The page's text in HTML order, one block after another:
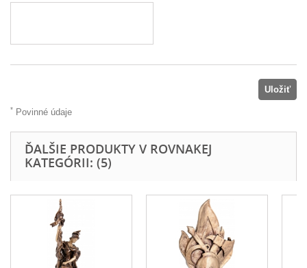
Uložiť
* Povinné údaje
ĎALŠIE PRODUKTY V ROVNAKEJ
KATEGÓRII: (5)